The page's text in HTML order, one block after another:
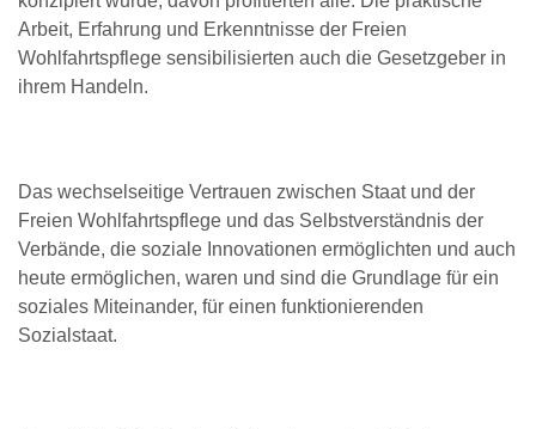
Arbeit, Erfahrung und Erkenntnisse der Freien
Wohlfahrtspflege sensibilisierten auch die Gesetzgeber in
ihrem Handeln.
Das wechselseitige Vertrauen zwischen Staat und der
Freien Wohlfahrtspflege und das Selbstverständnis der
Verbände, die soziale Innovationen ermöglichten und auch
heute ermöglichen, waren und sind die Grundlage für ein
soziales Miteinander, für einen funktionierenden
Sozialstaat.